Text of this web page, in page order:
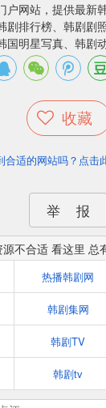
户网站，提供最新
剧排行榜、韩剧剧
明星写真、韩剧
收藏
合适的网站吗？点击
举 报
源不合适 看这里 总
热播韩剧网
韩剧集网
韩剧TV
韩剧tv